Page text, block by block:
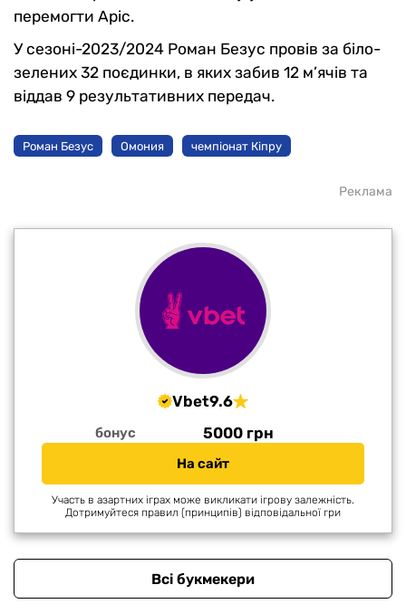
перемогти Аріс.
У сезоні-2023/2024 Роман Безус провів за біло-
зелених 32 поєдинки, в яких забив 12 м’ячів та
віддав 9 результативних передач.
Роман Безус Омония чемпіонат Кіпру
Реклама
Vbet9.6
бонус 5000 грн
На сайт
Участь в азартних іграх може викликати ігрову залежність.
Дотримуйтеся правил (принципів) відповідальної гри
Всі букмекери